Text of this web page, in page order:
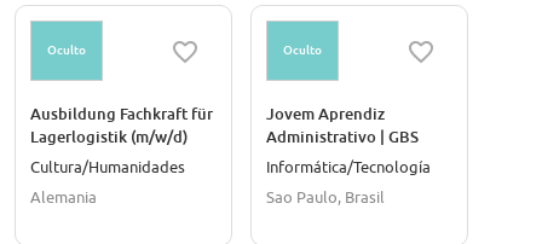
Oculto
Ausbildung Fachkraft für
Lagerlogistik (m/w/d)
Cultura/Humanidades
Alemania
Oculto
Jovem Aprendiz
Administrativo | GBS
Informática/Tecnología
Sao Paulo, Brasil